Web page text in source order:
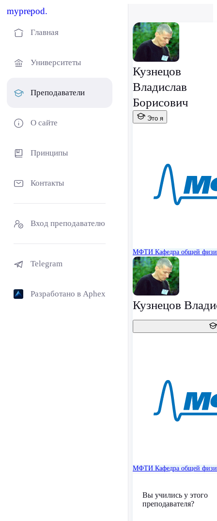
myprepod.
Главная
Университеты
Преподаватели
О сайте
Принципы
Контакты
Вход преподавателю
Telegram
Разработано в Aphex
Кузнецов
Владислав
Борисович
Это я
МФТИ Кафедра общей
Кузнецов
МФТИ Кафедра общей
Вы учились у этого
преподавателя?